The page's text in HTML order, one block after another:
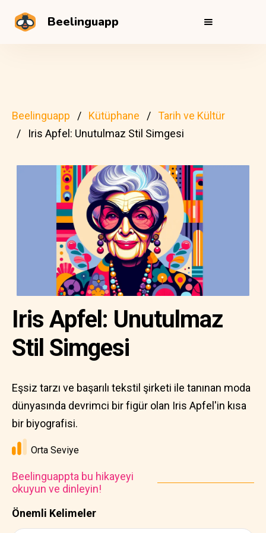
Beelinguapp
Beelinguapp Kütüphane
Tarih ve Kültür
Iris Apfel: Unutulmaz Stil Simgesi
Önemli Kelimeler
Iris Apfel: Unutulmaz
Stil Simgesi
Eşsiz tarzı ve başarılı tekstil şirketi ile tanınan moda
dünyasında devrimci bir figür olan Iris Apfel'in kısa
bir biyografisi.
Orta Seviye
Beelinguappta bu hikayeyi
okuyun ve dinleyin!